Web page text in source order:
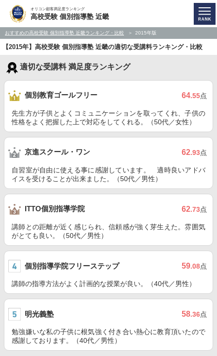
オリコン顧客満足度ランキング
高校受験 個別指導塾 近畿
おすすめの高校受験 個別指導塾 近畿ランキング・比較 2015年版
【2015年】高校受験 個別指導塾 近畿の適切な受講料ランキング・比較
適切な受講料 満足度ランキング
個別教育ゴールフリー 64.55点
先生方が子供とよくコミュニケーションを取ってくれ、子供の
性格をよく把握した上で対応をしてくれる。（50代／女性）
京進スクール・ワン 62.93点
自習室が自由に使える事に感謝しています。 適時良いアドバ
イスを受けることが出来ました。（50代／男性）
ITTO個別指導学院 62.73点
講師との距離が近く感じられ、信頼感が強く芽生えた。雰囲気
がとても良い。（50代／男性）
個別指導学院フリーステップ 59.08点
講師の指導方法がよく計画的な授業が良い。（40代／男性）
明光義塾 58.36点
勉強嫌いな私の子供に根気強く付き合い熱心に教育頂いたので
感謝しております。（40代／男性）